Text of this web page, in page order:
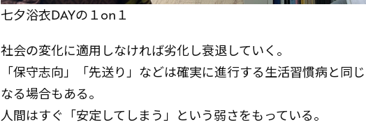
七夕浴衣DAYの１on１
社会の変化に適用しなければ劣化し衰退していく。
「保守志向」「先送り」などは確実に進行する生活習慣病と同
なる場合もある。
人間はすぐ「安定してしまう」という弱さをもっている。